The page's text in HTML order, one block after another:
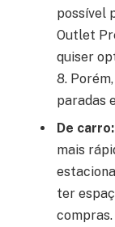
possível
Outlet
quiser
8.
paradas
De carro:
mais
ter
compras.